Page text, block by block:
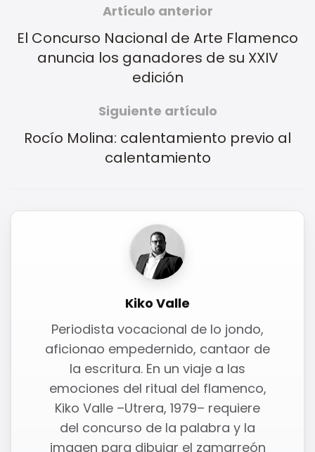
Artículo anterior
El Concurso Nacional de Arte Flamenco
anuncia los ganadores de su XXIV
edición
Siguiente artículo
Rocío Molina: calentamiento previo al
calentamiento
Kiko Valle
Periodista vocacional de lo jondo,
aficionao empedernido, cantaor de
la escritura. En un viaje a las
emociones del ritual del flamenco,
Kiko Valle –Utrera, 1979– requiere
del concurso de la palabra y la
imagen para dibujar el zamarreón